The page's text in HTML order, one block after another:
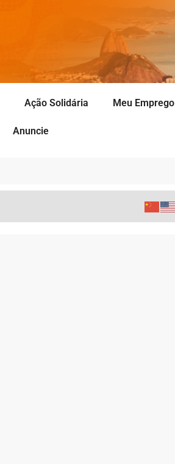
Ação Solidária Meu Emprego
Anuncie